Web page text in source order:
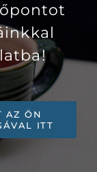
AZ ÖN
ITT